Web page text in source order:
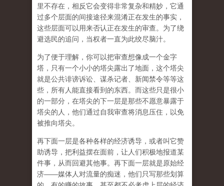
里不存在，相反它会变得非常复杂和精妙，它通
过多个层面的间接途径来混淆正在发生的事实，
这些层面可以用来否认正在发生的审查。为了绕
避选民的追问，当权者一直为此绞尽脑汁。
为了便于理解，你可以把审查想像成一个金字
塔，只有一个小小的塔尖露出了地面，这个塔尖
就是公共诽谤诉讼、谋杀记者、新闻禁令等等这
些，所有人能直接看到的东西。而这些只是很小
的一部分，在塔尖的下一层是那些不愿意暴露于
塔尖的人，他们通过自我审查将消息压住，以免
被推向塔尖。
再下面一层是各种各样的经济诱导，或者叫它赞
助诱导，把利益摆在面前，让人们积极地报道某
件事，从而回避其他事。再下面一层就是原始经
济——媒体人对流量的痴迷，他们只写那些划算